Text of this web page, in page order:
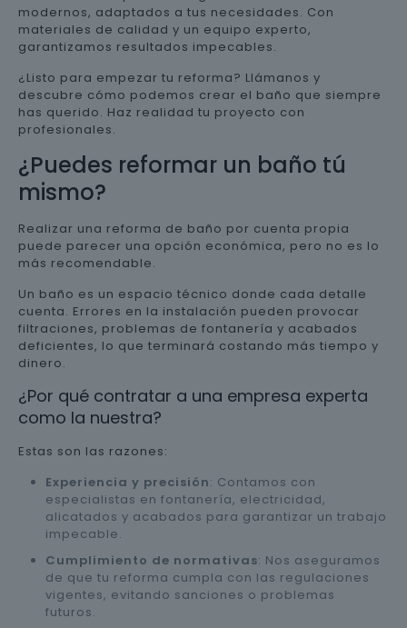
modernos, adaptados a tus necesidades. Con
materiales de calidad y un equipo experto,
garantizamos resultados impecables.
¿Listo para empezar tu reforma? Llámanos y
descubre cómo podemos crear el baño que siempre
has querido. Haz realidad tu proyecto con
profesionales.
¿Puedes reformar un baño tú
mismo?
Realizar una reforma de baño por cuenta propia
puede parecer una opción económica, pero no es lo
más recomendable.
Un baño es un espacio técnico donde cada detalle
cuenta. Errores en la instalación pueden provocar
filtraciones, problemas de fontanería y acabados
deficientes, lo que terminará costando más tiempo y
dinero.
¿Por qué contratar a una empresa experta
como la nuestra?
Estas son las razones:
Experiencia y precisión: Contamos con
especialistas en fontanería, electricidad,
alicatados y acabados para garantizar un trabajo
impecable.
Cumplimiento de normativas: Nos aseguramos
de que tu reforma cumpla con las regulaciones
vigentes, evitando sanciones o problemas
futuros.